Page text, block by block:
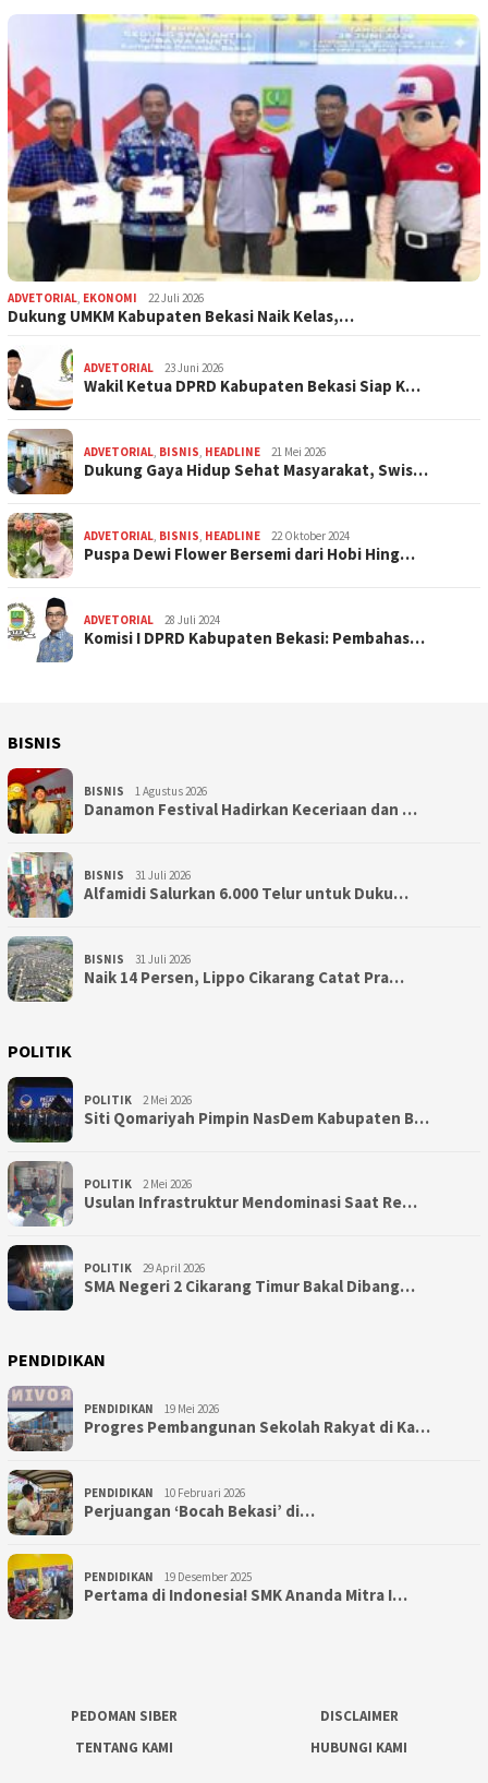
ADVETORIAL, EKONOMI 22 Juli 2026
Dukung UMKM Kabupaten Bekasi Naik Kelas,…
ADVETORIAL 23 Juni 2026
Wakil Ketua DPRD Kabupaten Bekasi Siap K…
ADVETORIAL, BISNIS, HEADLINE 21 Mei 2026
Dukung Gaya Hidup Sehat Masyarakat, Swis…
ADVETORIAL, BISNIS, HEADLINE 22 Oktober 2024
Puspa Dewi Flower Bersemi dari Hobi Hing…
ADVETORIAL 28 Juli 2024
Komisi I DPRD Kabupaten Bekasi: Pembahas…
BISNIS
BISNIS 1 Agustus 2026
Danamon Festival Hadirkan Keceriaan dan …
BISNIS 31 Juli 2026
Alfamidi Salurkan 6.000 Telur untuk Duku…
BISNIS 31 Juli 2026
Naik 14 Persen, Lippo Cikarang Catat Pra…
POLITIK
POLITIK 2 Mei 2026
Siti Qomariyah Pimpin NasDem Kabupaten B…
POLITIK 2 Mei 2026
Usulan Infrastruktur Mendominasi Saat Re…
POLITIK 29 April 2026
SMA Negeri 2 Cikarang Timur Bakal Dibang…
PENDIDIKAN
PENDIDIKAN 19 Mei 2026
Progres Pembangunan Sekolah Rakyat di Ka…
PENDIDIKAN 10 Februari 2026
Perjuangan ‘Bocah Bekasi’ di…
PENDIDIKAN 19 Desember 2025
Pertama di Indonesia! SMK Ananda Mitra I…
PEDOMAN SIBER
DISCLAIMER
TENTANG KAMI
HUBUNGI KAMI